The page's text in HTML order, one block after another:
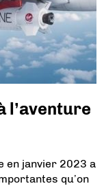
l’aventure
en janvier 2023 a
qu’on